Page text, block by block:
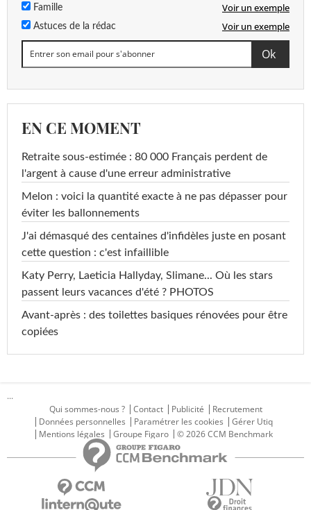
Famille Voir un exemple
Astuces de la rédac Voir un exemple
EN CE MOMENT
Retraite sous-estimée : 80 000 Français perdent de
l'argent à cause d'une erreur administrative
Melon : voici la quantité exacte à ne pas dépasser pour
éviter les ballonnements
J'ai démasqué des centaines d'infidèles juste en posant
cette question : c'est infaillible
Katy Perry, Laeticia Hallyday, Slimane... Où les stars
passent leurs vacances d'été ? PHOTOS
Avant-après : des toilettes basiques rénovées pour être
copiées
...
Qui sommes-nous ?
Contact Publicité
Recrutement
Données personnelles
Paramétrer les cookies
Gérer Utiq
Mentions légales
Groupe Figaro © 2026 CCM Benchmark